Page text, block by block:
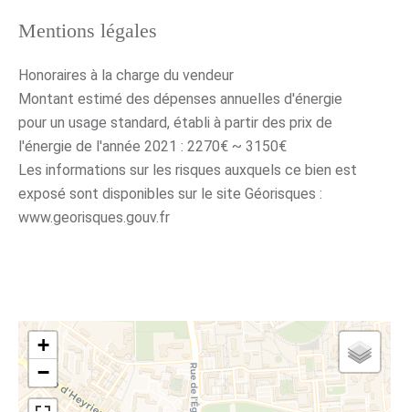
Mentions légales
Honoraires à la charge du vendeur
Montant estimé des dépenses annuelles d'énergie
pour un usage standard, établi à partir des prix de
l'énergie de l'année 2021 : 2270€ ~ 3150€
Les informations sur les risques auxquels ce bien est
exposé sont disponibles sur le site Géorisques :
www.georisques.gouv.fr
+
−